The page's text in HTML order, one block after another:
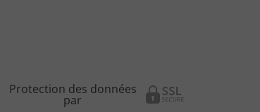
Protection des données
par